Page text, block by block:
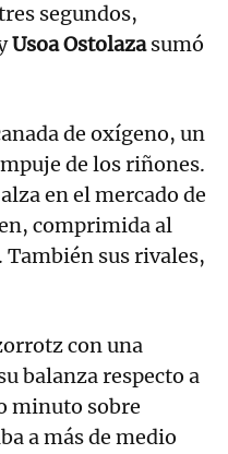
segundos,
Usoa Ostolazasumó
de oxígeno, un
de los riñones.
en el mercado de
comprimida al
sus rivales,
con una
balanza respecto a
minuto sobre
a más de medio